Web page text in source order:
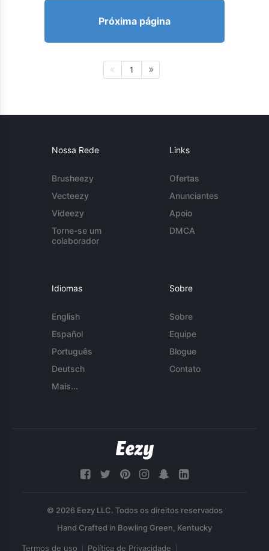
Próxima página
1
Nossa Rede
Brusheezy
Vecteezy
Videezy
Torne-se um
colaborador
Links
Ofertas
Anunciantes
Apoio
DMCA
Idiomas
English
Español
Português
Deutsch
Mais...
Sobre
Sobre
Equipe
Blogue
Contato
© 2026 Eezy LLC. Todos os direitos reservados
Termos de uso Política de Privacidade